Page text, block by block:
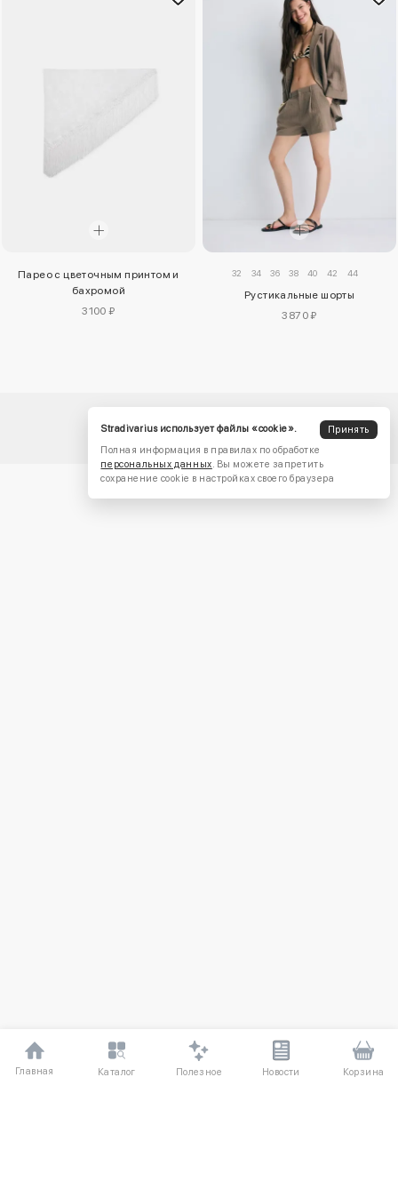
Парео с цветочным принтом и
бахромой
3100 ₽
32 34 36 38 40 42 44
Рустикальные шорты
3870 ₽
Главная Каталог Полезное Новости Корзина
Stradivarius использует файлы «cookie».
Принять
Полная информация в правилах по обработке
персональных данных. Вы можете запретить
сохранение cookie в настройках своего браузера